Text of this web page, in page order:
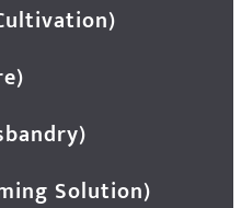
Solution)